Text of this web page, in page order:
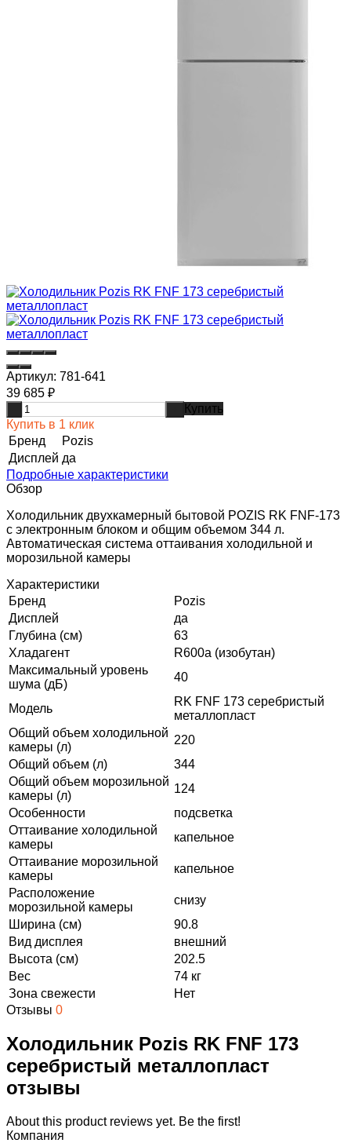
Артикул: 781-641
39 685 ₽
Купить
Купить в 1 клик
Бренд
Pozis
Дисплей да
Подробные характеристики
Обзор
Холодильник двухкамерный бытовой POZIS RK FNF-173
с электронным блоком и общим объемом 344 л.
Автоматическая система оттаивания холодильной и
морозильной камеры
Характеристики
Бренд
Pozis
Дисплей
да
Глубина (см)
63
Хладагент
R600a (изобутан)
Максимальный уровень
шума (дБ)
40
Модель
RK FNF 173 серебристый
металлопласт
Общий объем холодильной
камеры (л)
220
Общий объем (л)
344
Общий объем морозильной
камеры (л)
124
Особенности
подсветка
Оттаивание холодильной
камеры
капельное
Оттаивание морозильной
камеры
капельное
Расположение
морозильной камеры
снизу
Ширина (см)
90.8
Вид дисплея
внешний
Высота (см)
202.5
Вес
74 кг
Зона свежести
Нет
Отзывы 0
Холодильник Pozis RK FNF 173
серебристый металлопласт
отзывы
About this product reviews yet. Be the first!
Компания